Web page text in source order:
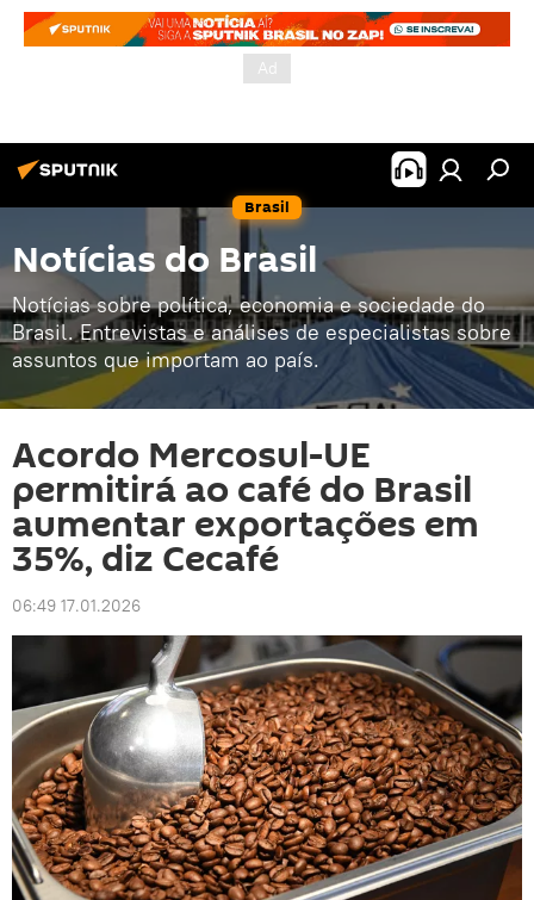
Brasil
Notícias do Brasil
Notícias sobre política, economia e sociedade do
Brasil. Entrevistas e análises de especialistas sobre
assuntos que importam ao país.
Acordo Mercosul-UE
permitirá ao café do Brasil
aumentar exportações em
35%, diz Cecafé
06:49 17.01.2026